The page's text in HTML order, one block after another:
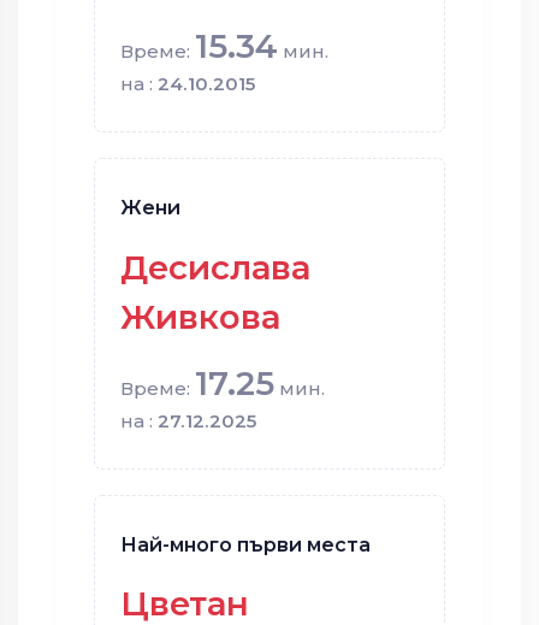
Време: 15.34 мин.
на : 24.10.2015
Жени
Десислава
Живкова
Време: 17.25 мин.
на : 27.12.2025
Най-много първи места
Цветан